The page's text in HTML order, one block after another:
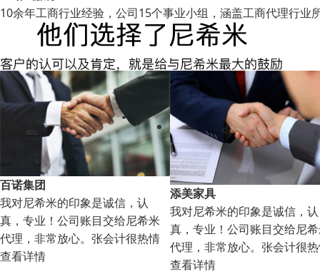
10余年工商行业经验，公司15个事业小组，涵盖工商代理行业
添美家具
我对尼希米的印象是诚信，认
真，专业！公司账目交给尼希米
代理，非常放心。张会计很热情
查看详情
玛雅金属制品
我对尼希米的印象是诚信，认
真，专业！公司账目交给尼
代理，非常放心。张会计很
查看详情